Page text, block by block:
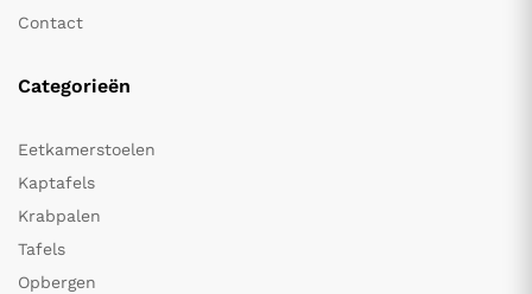
Contact
Categorieën
Eetkamerstoelen
Kaptafels
Krabpalen
Tafels
Opbergen